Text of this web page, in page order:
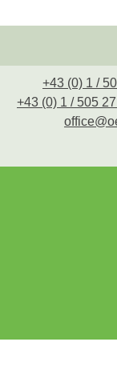
+43 (0) 1 /
+43 (0) 1 / 505